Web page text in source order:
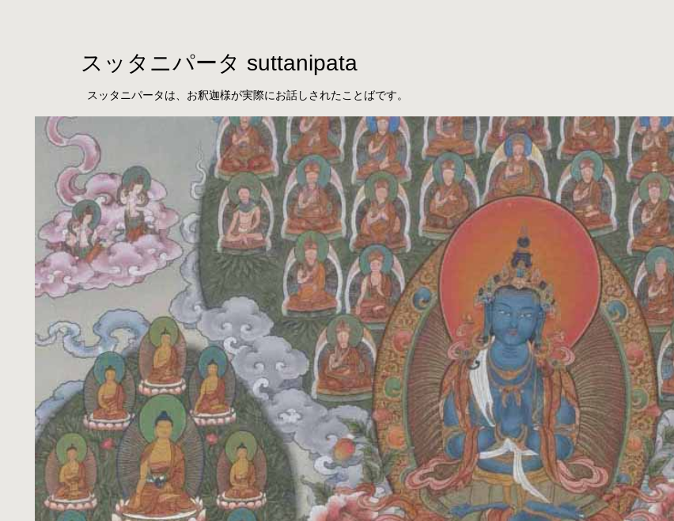
スッタニパータは、お釈迦様が実際にお話しされたことばです。
スッタニパータ suttanipata